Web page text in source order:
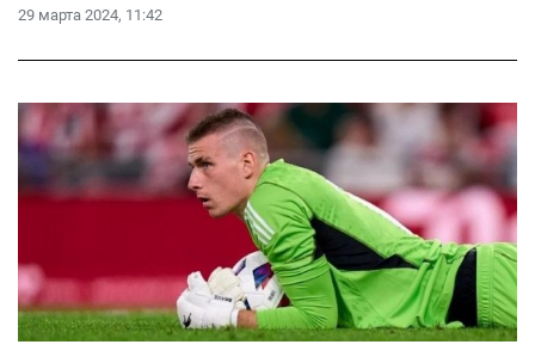
29 марта 2024, 11:42